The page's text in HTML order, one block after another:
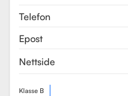
Telefon
Epost
Nettside
Klasse B